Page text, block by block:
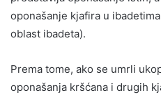
oponašanje kjafira u
oblast ibadeta).
Prema tome, ako se umrli
oponašanja kršćana i drugih